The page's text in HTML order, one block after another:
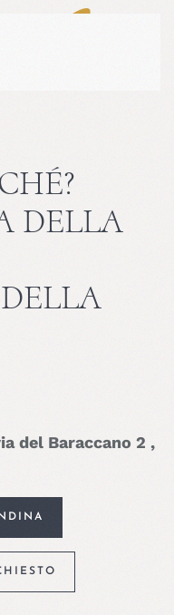
DELLA
del Baraccano 2 ,